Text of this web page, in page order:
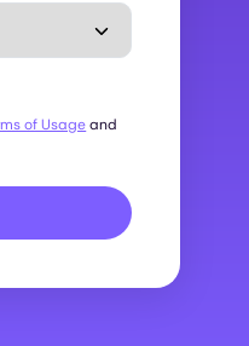
of Usageand